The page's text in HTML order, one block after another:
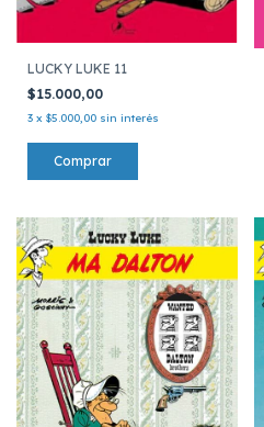
LUCKY LUKE 11
$15.000,00
3 x $5.000,00 sin interés